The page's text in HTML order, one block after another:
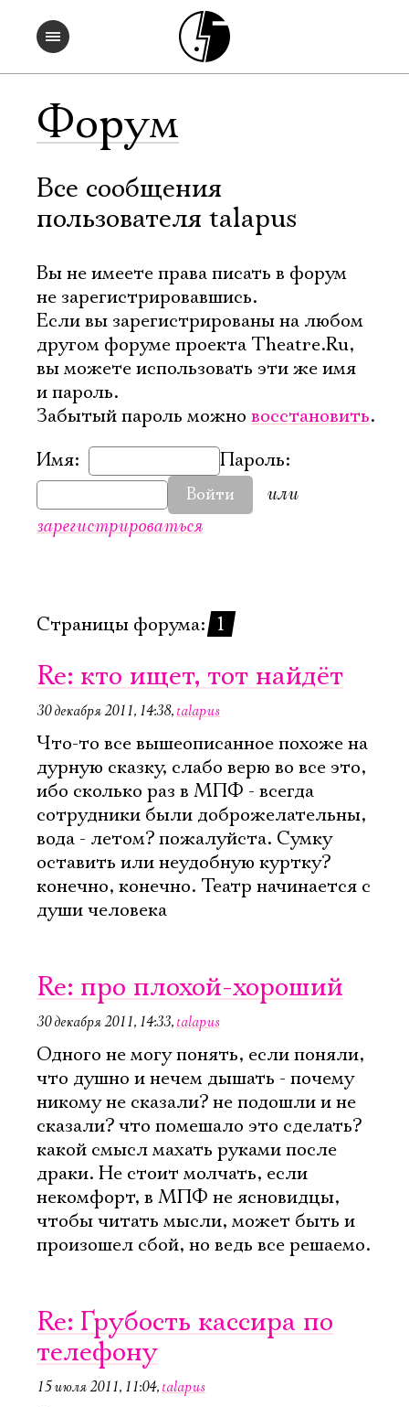
Форум
Все сообщения
пользователя talapus
Вы не имеете права писать в форум
не зарегистрировавшись.
Если вы зарегистрированы на любом
другом форуме проекта Theatre.Ru,
вы можете использовать эти же имя
и пароль.
Забытый пароль можно восстановить.
Имя:
Пароль:
Войти
или
зарегистрироваться
Страницы форума: 1
Re: кто ищет, тот найдёт
30 декабря 2011, 14:38, talapus
Что-то все вышеописанное похоже на
дурную сказку, слабо верю во все это,
ибо сколько раз в МПФ - всегда
сотрудники были доброжелательны,
вода - летом? пожалуйста. Сумку
оставить или неудобную куртку?
конечно, конечно. Театр начинается с
души человека
Re: про плохой-хороший
30 декабря 2011, 14:33, talapus
Одного не могу понять, если поняли,
что душно и нечем дышать - почему
никому не сказали? не подошли и не
сказали? что помешало это сделать?
какой смысл махать руками после
драки. Не стоит молчать, если
некомфорт, в МПФ не ясновидцы,
чтобы читать мысли, может быть и
произошел сбой, но ведь все решаемо.
Re: Грубость кассира по
телефону
15 июля 2011, 11:04, talapus